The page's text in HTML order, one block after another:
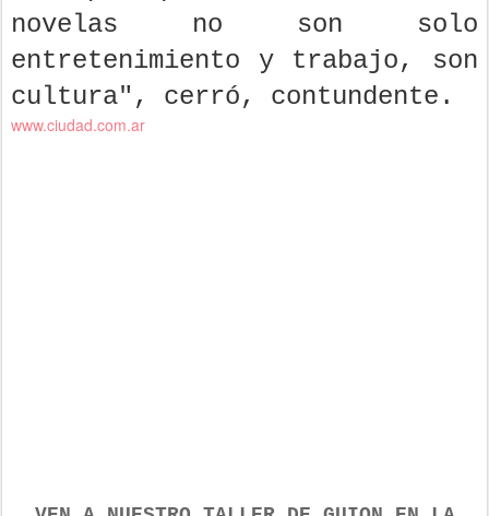
novelas no son solo
entretenimiento y trabajo, son
cultura", cerró, contundente.
www.ciudad.com.ar